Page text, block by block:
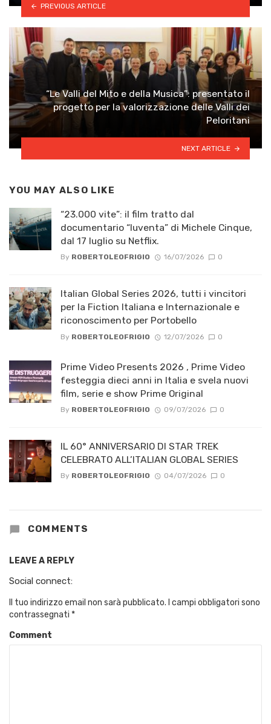
PREVIOUS ARTICLE
“Le Valli del Mito e della Musica”: presentato il
progetto per la valorizzazione delle Valli dei
Peloritani
NEXT ARTICLE
YOU MAY ALSO LIKE
“23.000 vite”: il film tratto dal
documentario “Iuventa” di Michele Cinque,
dal 17 luglio su Netflix.
By ROBERTOLEOFRIGIO 16/07/2026 0
Italian Global Series 2026, tutti i vincitori
per la Fiction Italiana e Internazionale e
riconoscimento per Portobello
By ROBERTOLEOFRIGIO 12/07/2026 0
Prime Video Presents 2026 , Prime Video
festeggia dieci anni in Italia e svela nuovi
film, serie e show Prime Original
By ROBERTOLEOFRIGIO 09/07/2026 0
IL 60° ANNIVERSARIO DI STAR TREK
CELEBRATO ALL’ITALIAN GLOBAL SERIES
By ROBERTOLEOFRIGIO 04/07/2026 0
COMMENTS
LEAVE A REPLY
Social connect:
Il tuo indirizzo email non sarà pubblicato. I campi obbligatori sono
contrassegnati *
Comment